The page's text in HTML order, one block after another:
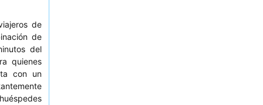
de
de
del
quienes
con un